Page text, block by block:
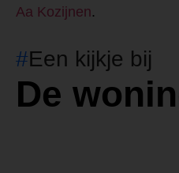
Aa Kozijnen.
#Een kijkje bij
De